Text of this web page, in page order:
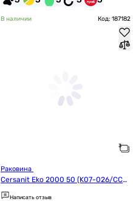
В наличии Код: 187182
Cersanit Eko 2000 50 (K07-026/CCW
S1000131647)
Написать отзыв